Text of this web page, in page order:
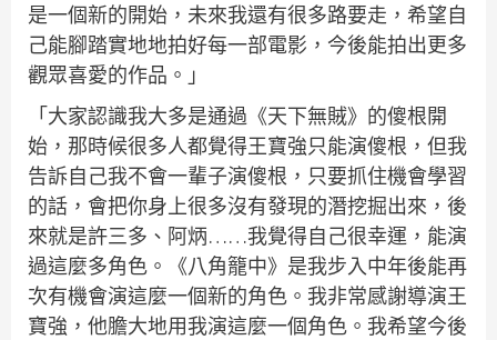
是一個新的開始，未來我還有很多路要走，希望自
己能腳踏實地地拍好每一部電影，今後能拍出更多
觀眾喜愛的作品。」
「大家認識我大多是通過《天下無賊》的傻根開
始，那時候很多人都覺得王寶強只能演傻根，但我
告訴自己我不會一輩子演傻根，只要抓住機會學習
的話，會把你身上很多沒有發現的潛挖掘出來，後
來就是許三多、阿炳……我覺得自己很幸運，能演
過這麼多角色。《八角籠中》是我步入中年後能再
次有機會演這麼一個新的角色。我非常感謝導演王
寶強，他膽大地用我演這麼一個角色。我希望今後